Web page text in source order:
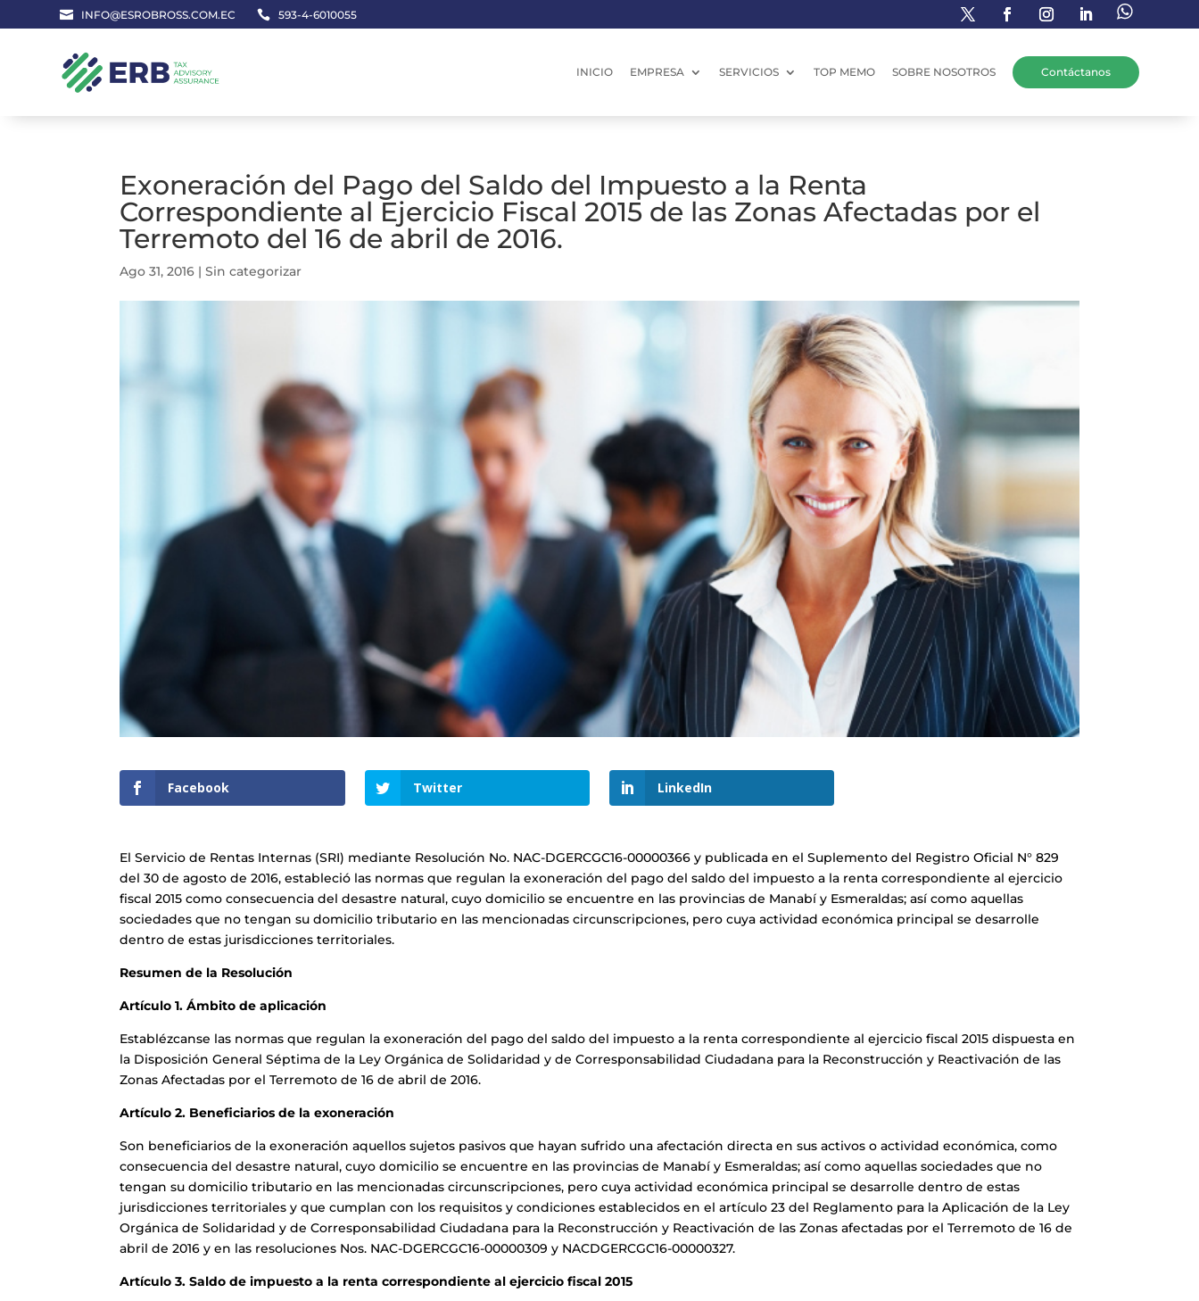
 INFO@ESROBROSS.COM.EC  593-4-6010055
INICIO EMPRESA SERVICIOS TOP MEMO SOBRE NOSOTROS Contáctanos
Exoneración del Pago del Saldo del Impuesto a la Renta
Correspondiente al Ejercicio Fiscal 2015 de las Zonas Afectadas por el
Terremoto del 16 de abril de 2016.
Ago 31, 2016 |Sin categorizar
Facebook Twitter LinkedIn
El Servicio de Rentas Internas (SRI) mediante Resolución No. NAC-DGERCGC16-00000366 y publicada en el Suplemento del Registro Oficial N° 829
del 30 de agosto de 2016, estableció las normas que regulan la exoneración del pago del saldo del impuesto a la renta correspondiente al ejercicio
fiscal 2015 como consecuencia del desastre natural, cuyo domicilio se encuentre en las provincias de Manabí y Esmeraldas; así como aquellas
sociedades que no tengan su domicilio tributario en las mencionadas circunscripciones, pero cuya actividad económica principal se desarrolle
dentro de estas jurisdicciones territoriales.
Resumen de la Resolución
Artículo 1. Ámbito de aplicación
Establézcanse las normas que regulan la exoneración del pago del saldo del impuesto a la renta correspondiente al ejercicio fiscal 2015 dispuesta en
la Disposición General Séptima de la Ley Orgánica de Solidaridad y de Corresponsabilidad Ciudadana para la Reconstrucción y Reactivación de las
Zonas Afectadas por el Terremoto de 16 de abril de 2016.
Artículo 2. Beneficiarios de la exoneración
Son beneficiarios de la exoneración aquellos sujetos pasivos que hayan sufrido una afectación directa en sus activos o actividad económica, como
consecuencia del desastre natural, cuyo domicilio se encuentre en las provincias de Manabí y Esmeraldas; así como aquellas sociedades que no
tengan su domicilio tributario en las mencionadas circunscripciones, pero cuya actividad económica principal se desarrolle dentro de estas
jurisdicciones territoriales y que cumplan con los requisitos y condiciones establecidos en el artículo 23 del Reglamento para la Aplicación de la Ley
Orgánica de Solidaridad y de Corresponsabilidad Ciudadana para la Reconstrucción y Reactivación de las Zonas afectadas por el Terremoto de 16 de
abril de 2016 y en las resoluciones Nos. NAC-DGERCGC16-00000309 y NACDGERCGC16-00000327.
Artículo 3. Saldo de impuesto a la renta correspondiente al ejercicio fiscal 2015